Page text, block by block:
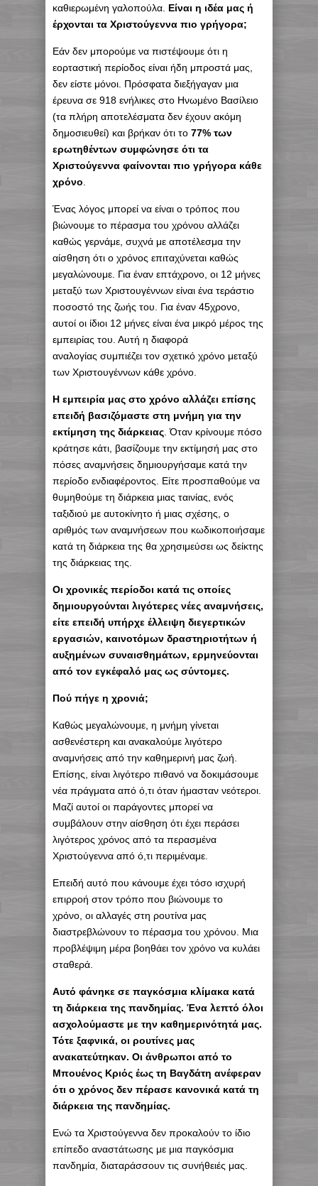
καθιερωμένη γαλοπούλα. Είναι η ιδέα μας ή
έρχονται τα Χριστούγεννα πιο γρήγορα;
Εάν δεν μπορούμε να πιστέψουμε ότι η
εορταστική περίοδος είναι ήδη μπροστά μας,
δεν είστε μόνοι. Πρόσφατα διεξήγαγαν μια
έρευνα σε 918 ενήλικες στο Ηνωμένο Βασίλειο
(τα πλήρη αποτελέσματα δεν έχουν ακόμη
δημοσιευθεί) και βρήκαν ότι το 77% των
ερωτηθέντων συμφώνησε ότι τα
Χριστούγεννα φαίνονται πιο γρήγορα κάθε
χρόνο
Ένας λόγος μπορεί να είναι ο τρόπος που
βιώνουμε το πέρασμα του χρόνου αλλάζει
καθώς γερνάμε, συχνά με αποτέλεσμα την
αίσθηση ότι ο χρόνος επιταχύνεται καθώς
μεγαλώνουμε. Για έναν επτάχρονο, οι 12 μήνες
μεταξύ των Χριστουγέννων είναι ένα τεράστιο
ποσοστό της ζωής του. Για έναν 45χρονο,
αυτοί οι ίδιοι 12 μήνες είναι ένα μικρό μέρος της
εμπειρίας του. Αυτή η διαφορά
αναλογίας συμπιέζει τον σχετικό χρόνο μεταξύ
των Χριστουγέννων κάθε χρόνο.
Η εμπειρία μας στο χρόνο αλλάζει επίσης
επειδή βασιζόμαστε στη μνήμη για την
εκτίμηση της διάρκειας . Όταν κρίνουμε πόσο
κράτησε κάτι, βασίζουμε την εκτίμησή μας στο
πόσες αναμνήσεις δημιουργήσαμε κατά την
περίοδο ενδιαφέροντος. Είτε προσπαθούμε να
θυμηθούμε τη διάρκεια μιας ταινίας, ενός
ταξιδιού με αυτοκίνητο ή μιας σχέσης, ο
αριθμός των αναμνήσεων που κωδικοποιήσαμε
κατά τη διάρκεια της θα χρησιμεύσει ως δείκτης
της διάρκειας της.
Οι χρονικές περίοδοι κατά τις οποίες
δημιουργούνται λιγότερες νέες αναμνήσεις,
είτε επειδή υπήρχε έλλειψη διεγερτικών
εργασιών, καινοτόμων δραστηριοτήτων ή
αυξημένων συναισθημάτων, ερμηνεύονται
από τον εγκέφαλό μας ως σύντομες.
Πού πήγε η χρονιά;
Καθώς μεγαλώνουμε, η μνήμη γίνεται
ασθενέστερη και ανακαλούμε λιγότερο
αναμνήσεις από την καθημερινή μας ζωή.
Επίσης, είναι λιγότερο πιθανό να δοκιμάσουμε
νέα πράγματα από ό,τι όταν ήμασταν νεότεροι.
Μαζί αυτοί οι παράγοντες μπορεί να
συμβάλουν στην αίσθηση ότι έχει περάσει
λιγότερος χρόνος από τα περασμένα
Χριστούγεννα από ό,τι περιμέναμε.
Επειδή αυτό που κάνουμε έχει τόσο ισχυρή
επιρροή στον τρόπο που βιώνουμε το
χρόνο, οι αλλαγές στη ρουτίνα μας
διαστρεβλώνουν το πέρασμα του χρόνου. Μια
προβλέψιμη μέρα βοηθάει τον χρόνο να κυλάει
σταθερά.
Αυτό φάνηκε σε παγκόσμια κλίμακα κατά
τη διάρκεια της πανδημίας. Ένα λεπτό όλοι
ασχολούμαστε με την καθημερινότητά μας.
Τότε ξαφνικά, οι ρουτίνες μας
ανακατεύτηκαν. Οι άνθρωποι από το
Μπουένος Κριός έως τη Βαγδάτη ανέφεραν
ότι ο χρόνος δεν πέρασε κανονικά κατά τη
διάρκεια της πανδημίας.
Ενώ τα Χριστούγεννα δεν προκαλούν το ίδιο
επίπεδο αναστάτωσης με μια παγκόσμια
πανδημία, διαταράσσουν τις συνήθειές μας.